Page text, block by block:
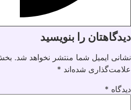
دیدگاهتان را بنویسید
نشانی ایمیل شما منتشر نخواهد شد.
علامت‌گذاری شده‌اند *
دیدگاه *